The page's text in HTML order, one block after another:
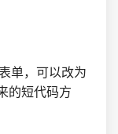
单，可以改为
的短代码方